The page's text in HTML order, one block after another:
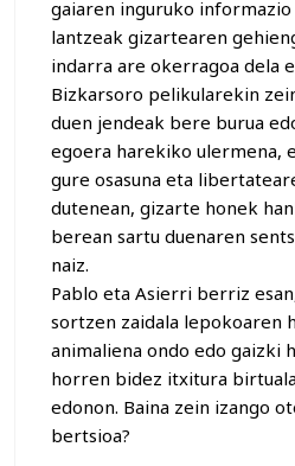
gaiaren inguruko
lantzeak gizartearen
indarra are okerragoa dela
Bizkarsoro pelikularekin
duen jendeak bere burua
egoera harekiko ulermena,
gure osasuna eta
dutenean, gizarte honek
berean sartu duenaren
naiz.
Pablo eta Asierri berriz
sortzen zaidala lepokoaren
animaliena ondo edo gaizki
horren bidez itxitura
edonon. Baina zein izango
bertsioa?